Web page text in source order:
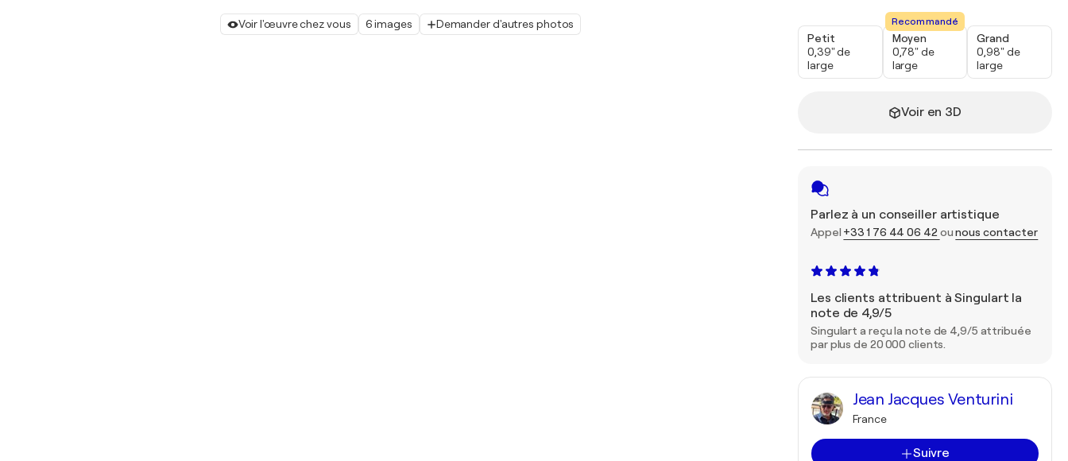
Voir l'œuvre chez vous 6 images Demander d'autres photos
Petit
0,39" de
large
Recommandé
Moyen
0,78" de
large
Grand
0,98" de
large
Voir en 3D
Parlez à un conseiller artistique
Appel +33 1 76 44 06 42 ounous contacter
Les clients attribuent à Singulart la
note de 4,9/5
Singulart a reçu la note de 4,9/5 attribuée
par plus de 20 000 clients.
Jean Jacques Venturini
France
Suivre